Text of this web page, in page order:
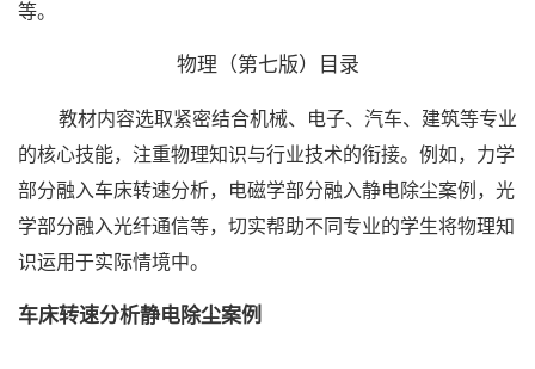
等。
物理（第七版）目录
教材内容选取紧密结合机械、电子、汽车、建筑等专业
的核心技能，注重物理知识与行业技术的衔接。例如，力学
部分融入车床转速分析，电磁学部分融入静电除尘案例，光
学部分融入光纤通信等，切实帮助不同专业的学生将物理知
识运用于实际情境中。
车床转速分析静电除尘案例